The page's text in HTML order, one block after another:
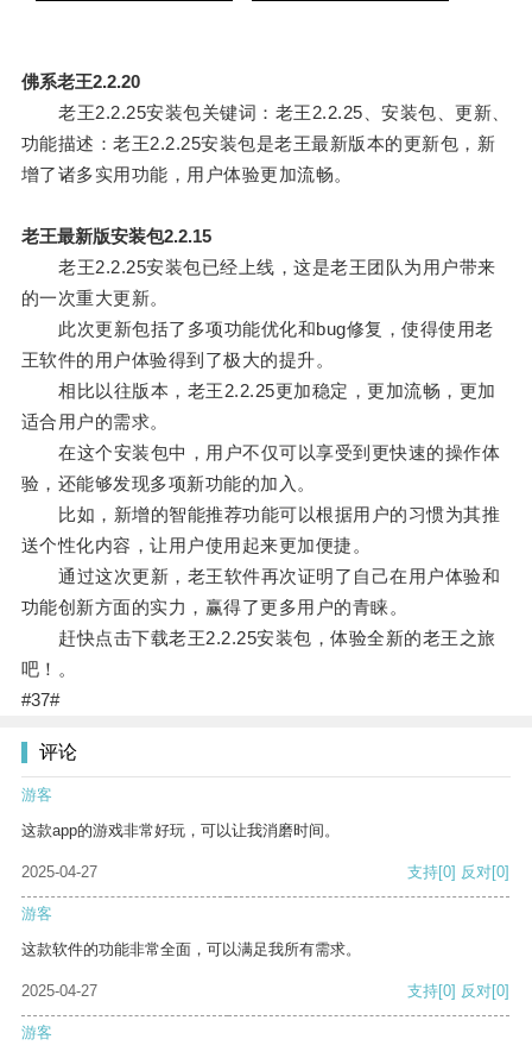
佛系老王2.2.20
老王2.2.25安装包关键词：老王2.2.25、安装包、更新、
功能描述：老王2.2.25安装包是老王最新版本的更新包，新
增了诸多实用功能，用户体验更加流畅。
老王最新版安装包2.2.15
老王2.2.25安装包已经上线，这是老王团队为用户带来
的一次重大更新。
此次更新包括了多项功能优化和bug修复，使得使用老
王软件的用户体验得到了极大的提升。
相比以往版本，老王2.2.25更加稳定，更加流畅，更加
适合用户的需求。
在这个安装包中，用户不仅可以享受到更快速的操作体
验，还能够发现多项新功能的加入。
比如，新增的智能推荐功能可以根据用户的习惯为其推
送个性化内容，让用户使用起来更加便捷。
通过这次更新，老王软件再次证明了自己在用户体验和
功能创新方面的实力，赢得了更多用户的青睐。
赶快点击下载老王2.2.25安装包，体验全新的老王之旅
吧！。
#37#
评论
游客
这款app的游戏非常好玩，可以让我消磨时间。
2025-04-27 支持[0] 反对[0]
游客
这款软件的功能非常全面，可以满足我所有需求。
2025-04-27 支持[0] 反对[0]
游客